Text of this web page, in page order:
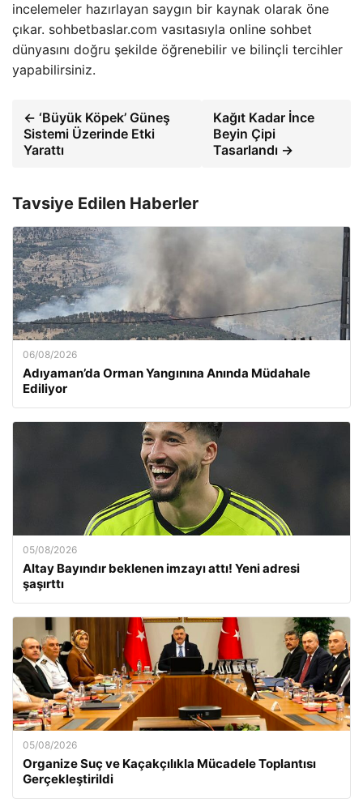
incelemeler hazırlayan saygın bir kaynak olarak öne
çıkar. sohbetbaslar.com vasıtasıyla online sohbet
dünyasını doğru şekilde öğrenebilir ve bilinçli tercihler
yapabilirsiniz.
← ‘Büyük Köpek’ Güneş
Sistemi Üzerinde Etki
Yarattı
Kağıt Kadar İnce
Beyin Çipi
Tasarlandı →
Tavsiye Edilen Haberler
06/08/2026
Adıyaman’da Orman Yangınına Anında Müdahale
Ediliyor
05/08/2026
Altay Bayındır beklenen imzayı attı! Yeni adresi
şaşırttı
05/08/2026
Organize Suç ve Kaçakçılıkla Mücadele Toplantısı
Gerçekleştirildi